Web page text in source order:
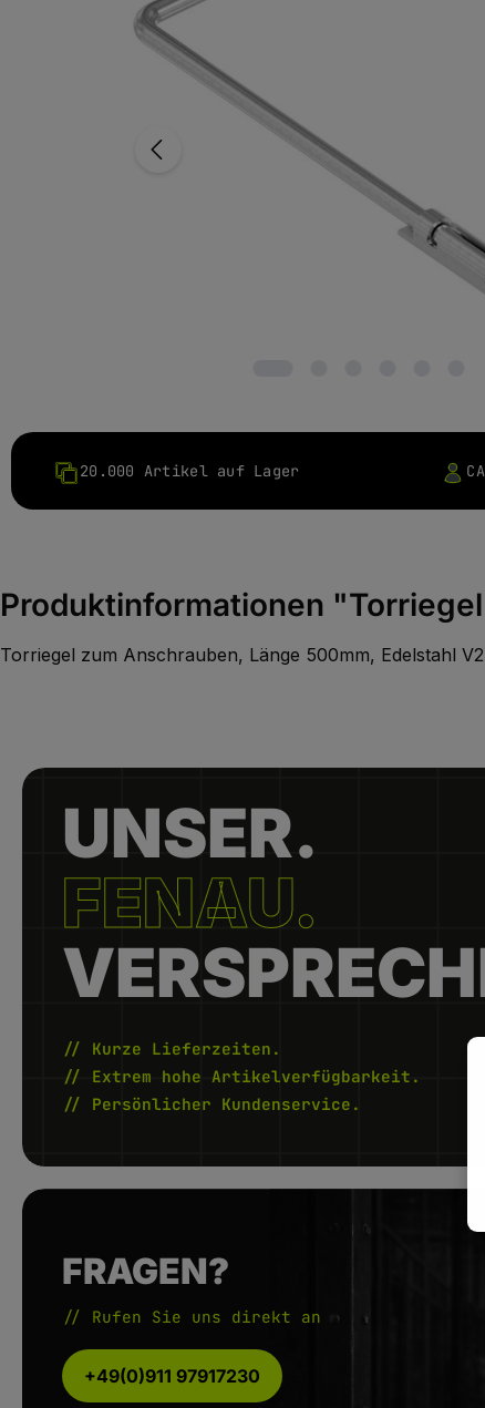
20.000 Artikel auf Lager
Produktinformationen
Torriegel zum Anschrauben, Länge 500mm, Edelstahl
UNSER.
FENAU.
// Kurze Lieferzeiten.
// Extrem hohe Artikelverfügbarkeit.
// Persönlicher Kundenservice.
FRAGEN?
// Rufen Sie uns direkt an
+49(0)911 97917230